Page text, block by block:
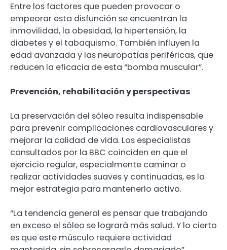
Entre los factores que pueden provocar o
empeorar esta disfunción se encuentran la
inmovilidad, la obesidad, la hipertensión, la
diabetes y el tabaquismo. También influyen la
edad avanzada y las neuropatías periféricas, que
reducen la eficacia de esta “bomba muscular”.
Prevención, rehabilitación y perspectivas
La preservación del sóleo resulta indispensable
para prevenir complicaciones cardiovasculares y
mejorar la calidad de vida. Los especialistas
consultados por la BBC coinciden en que el
ejercicio regular, especialmente caminar o
realizar actividades suaves y continuadas, es la
mejor estrategia para mantenerlo activo.
“La tendencia general es pensar que trabajando
en exceso el sóleo se logrará más salud. Y lo cierto
es que este músculo requiere actividad